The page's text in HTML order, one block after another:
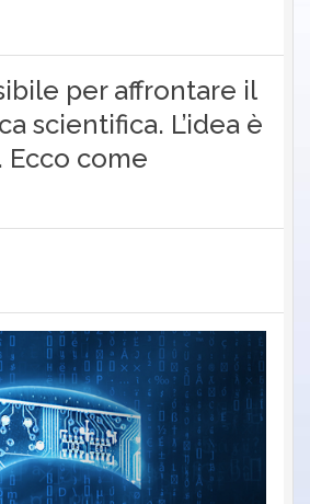
per affrontare il
scientifica. L’idea è
come